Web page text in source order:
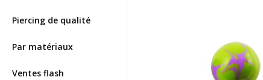
Piercing de qualité
Par matériaux
Ventes flash